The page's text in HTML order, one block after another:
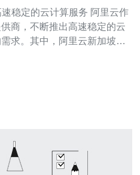
的云计算服务 阿里云作
商，不断推出高速稳定的云
求。其中，阿里云新加坡香